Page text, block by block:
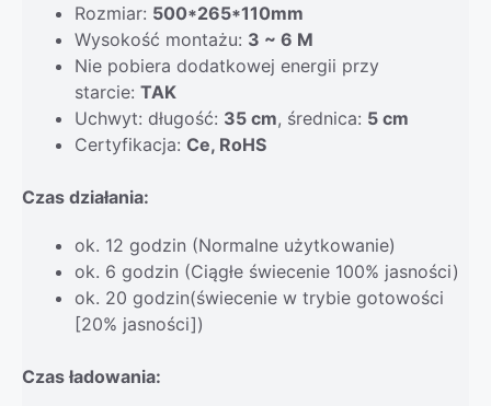
Rozmiar: 500*265*110mm
Wysokość montażu: 3 ~ 6 M
Nie pobiera dodatkowej energii przy
starcie: TAK
Uchwyt: długość: 35 cm, średnica: 5 cm
Certyfikacja: Ce, RoHS
Czas działania:
ok. 12 godzin (Normalne użytkowanie)
ok. 6 godzin (Ciągłe świecenie 100% jasności)
ok. 20 godzin(świecenie w trybie gotowości
[20% jasności])
Czas ładowania: